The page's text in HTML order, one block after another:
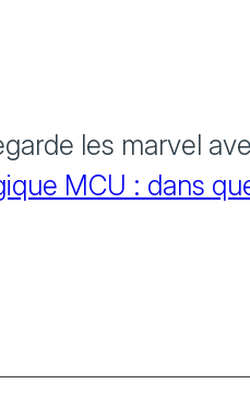
les marvel
MCU : dans